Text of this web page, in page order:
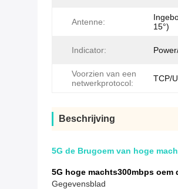
Antenne:
15°)
Indicator:
Voorzien van een
netwerkprotocol:
TCP/
Beschrijving
5G de Brugoem van hoge
5G hoge machts300mbps oem
Gegevensblad